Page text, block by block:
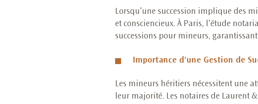
Lorsqu’une succession implique des
et consciencieux. À Paris, l’étude
successions pour mineurs,
Importance d'une Gestion de
Les mineurs héritiers nécessitent une
leur majorité. Les notaires de Laurent